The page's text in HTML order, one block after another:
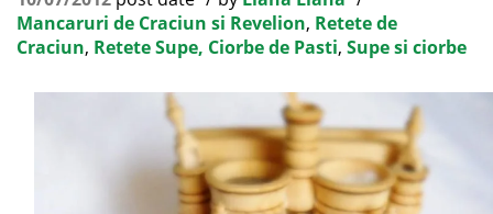
Mancaruri de Craciun si Revelion, Retete de
Craciun, Retete Supe, Ciorbe de Pasti, Supe si ciorbe